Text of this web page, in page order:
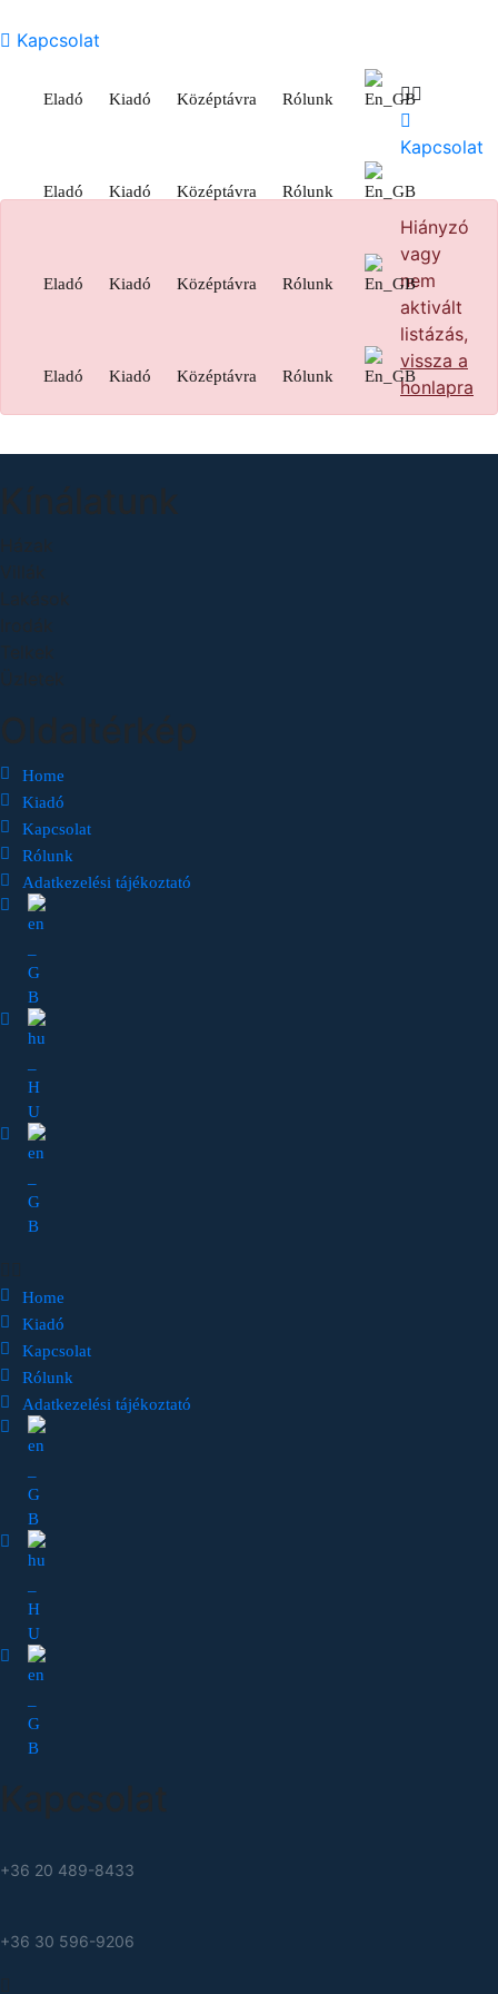
Kapcsolat
Eladó Kiadó Középtávra Rólunk
Eladó Kiadó Középtávra Rólunk
Eladó Kiadó Középtávra Rólunk
Eladó Kiadó Középtávra Rólunk
Kapcsolat
Hiányzó
vagy
nem
aktivált
listázás,
vissza a
honlapra
Home
Kiadó
Kapcsolat
Rólunk
Adatkezelési tájékoztató
Home
Kiadó
Kapcsolat
Rólunk
Adatkezelési tájékoztató
+36 20 489-8433
+36 30 596-9206